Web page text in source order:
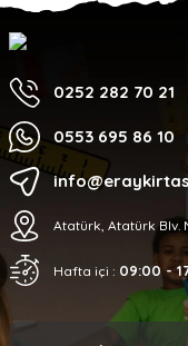
0252 282 70 21
0553 695 86 10
Atatürk, Atatürk Blv.
Hafta içi : 09:00 -